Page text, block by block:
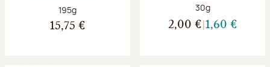
Poids net :
195g
15,75 €
Poids net :
30g
2,00 € 1,60 €